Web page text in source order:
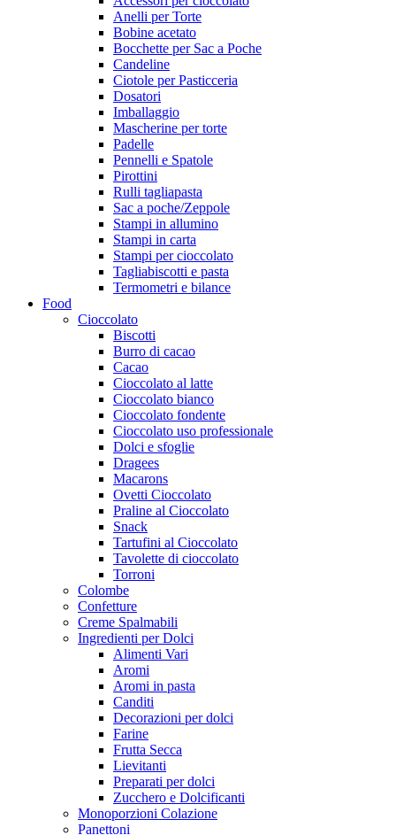
Anelli per Torte
Bobine acetato
Bocchette per Sac a Poche
Candeline
Ciotole per Pasticceria
Dosatori
Imballaggio
Mascherine per torte
Padelle
Pennelli e Spatole
Pirottini
Rulli tagliapasta
Sac a poche/Zeppole
Stampi in allumino
Stampi in carta
Stampi per cioccolato
Tagliabiscotti e pasta
Termometri e bilance
Food
Cioccolato
Biscotti
Burro di cacao
Cacao
Cioccolato al latte
Cioccolato bianco
Cioccolato fondente
Cioccolato uso professionale
Dolci e sfoglie
Dragees
Macarons
Ovetti Cioccolato
Praline al Cioccolato
Snack
Tartufini al Cioccolato
Tavolette di cioccolato
Torroni
Colombe
Confetture
Creme Spalmabili
Ingredienti per Dolci
Alimenti Vari
Aromi
Aromi in pasta
Canditi
Decorazioni per dolci
Farine
Frutta Secca
Lievitanti
Preparati per dolci
Zucchero e Dolcificanti
Monoporzioni Colazione
Panettoni